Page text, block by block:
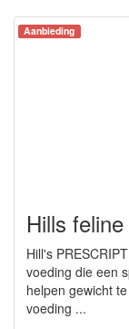
Aanbieding
Hills
Hill's
voeding die een
helpen gewicht
voeding ...